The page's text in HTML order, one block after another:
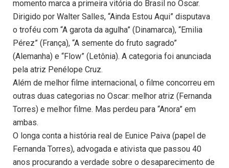
momento marca a primeira vitória do Brasil no Oscar.
Dirigido por Walter Salles, “Ainda Estou Aqui” disputava
o troféu com “A garota da agulha” (Dinamarca), “Emilia
Pérez” (França), “A semente do fruto sagrado”
(Alemanha) e “Flow” (Letônia). A categoria foi anunciada
pela atriz Penélope Cruz.
Além de melhor filme internacional, o filme concorreu em
outras duas categorias no Oscar: melhor atriz (Fernanda
Torres) e melhor filme. Mas perdeu para “Anora” em
ambas.
O longa conta a história real de Eunice Paiva (papel de
Fernanda Torres), advogada e ativista que passou 40
anos procurando a verdade sobre o desaparecimento de